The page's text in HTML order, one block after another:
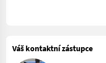
Váš kontaktní zástupce